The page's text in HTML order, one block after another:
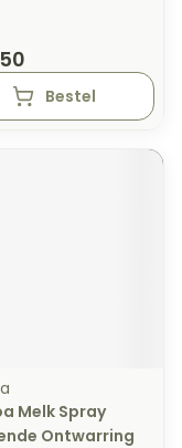
Bestel
Melk Spray
Ontwarring